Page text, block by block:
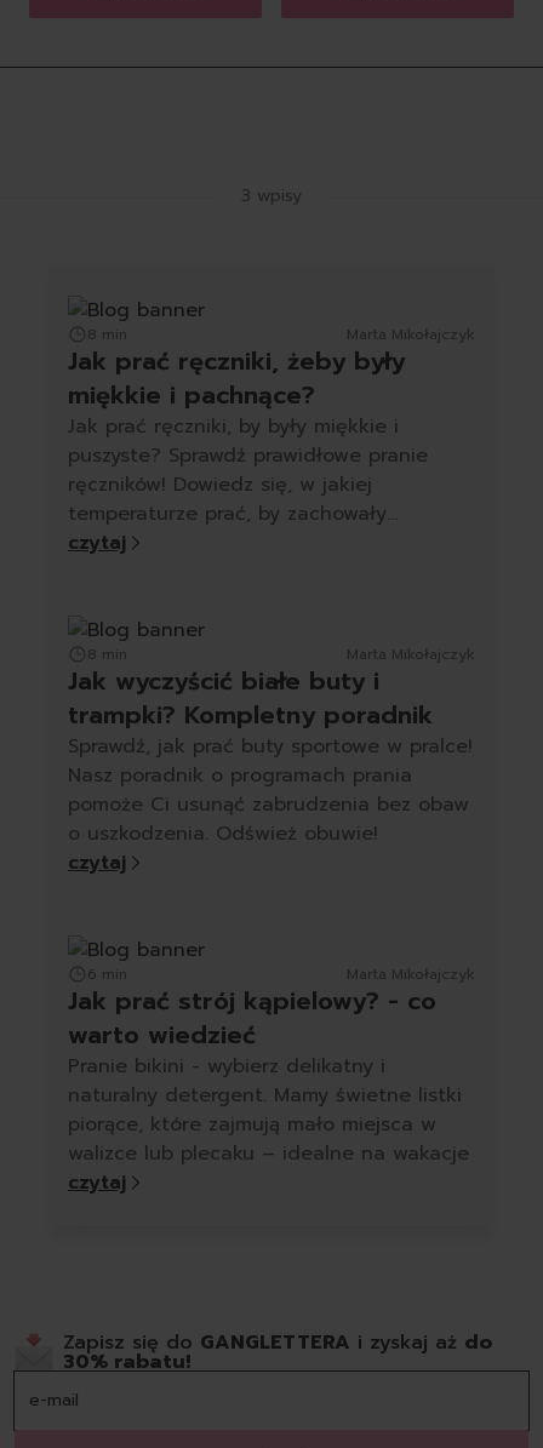
3 wpisy
8 min Marta Mikołajczyk
Jak prać ręczniki, żeby były
miękkie i pachnące?
Jak prać ręczniki, by były miękkie i
puszyste? Sprawdź prawidłowe pranie
ręczników! Dowiedz się, w jakiej
temperaturze prać, by zachowały
miękkość.
czytaj
8 min Marta Mikołajczyk
Jak wyczyścić białe buty i
trampki? Kompletny poradnik
Sprawdź, jak prać buty sportowe w pralce!
Nasz poradnik o programach prania
pomoże Ci usunąć zabrudzenia bez obaw
o uszkodzenia. Odśwież obuwie!
czytaj
6 min Marta Mikołajczyk
Jak prać strój kąpielowy? - co
warto wiedzieć
Pranie bikini - wybierz delikatny i
naturalny detergent. Mamy świetne listki
piorące, które zajmują mało miejsca w
walizce lub plecaku – idealne na wakacje
czytaj
Zapisz się do GANGLETTERA i zyskaj aż do
30% rabatu!